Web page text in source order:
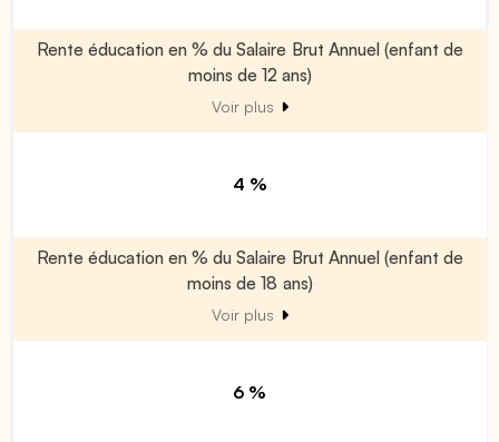
Rente éducation en % du Salaire Brut Annuel (enfant de
moins de 12 ans)
Voir plus
4 %
Rente éducation en % du Salaire Brut Annuel (enfant de
moins de 18 ans)
Voir plus
6 %